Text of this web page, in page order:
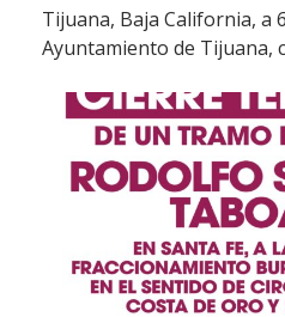
Tijuana, Baja California, a
Ayuntamiento de Tijuana,